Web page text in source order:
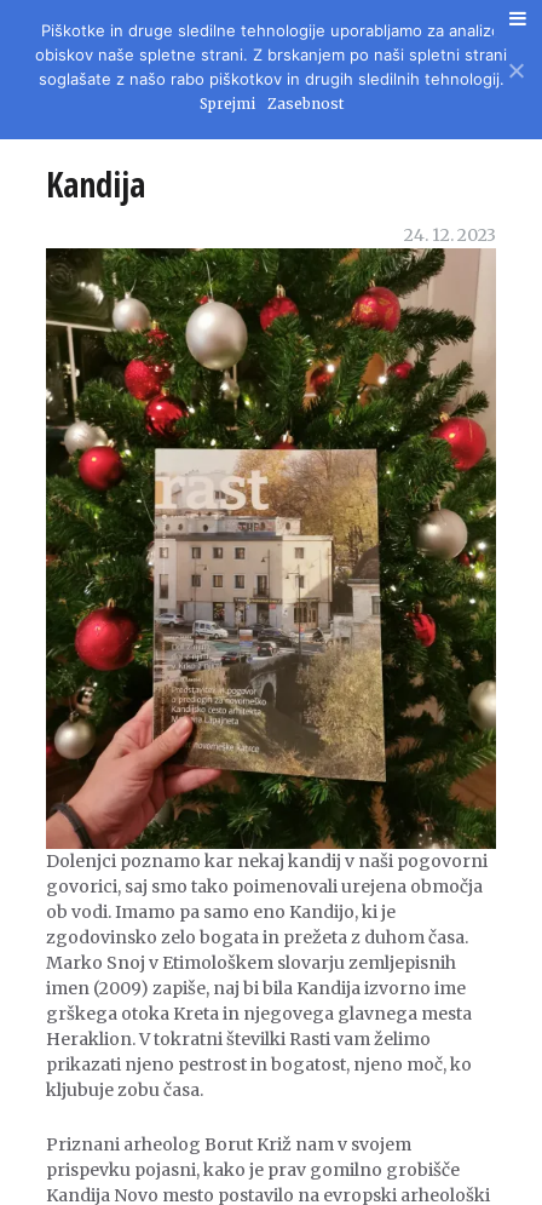
REVIJA ZA LITERATURO, KULTURO IN DRUŽBENA VPRAŠANJA
Kandija
24. 12. 2023
Dolenjci poznamo kar nekaj kandij v naši pogovorni
govorici, saj smo tako poimenovali urejena območja
ob vodi. Imamo pa samo eno Kandijo, ki je
zgodovinsko zelo bogata in prežeta z duhom časa.
Marko Snoj v Etimološkem slovarju zemljepisnih
imen (2009) zapiše, naj bi bila Kandija izvorno ime
grškega otoka Kreta in njegovega glavnega mesta
Heraklion. V tokratni številki Rasti vam želimo
prikazati njeno pestrost in bogatost, njeno moč, ko
kljubuje zobu časa.
Priznani arheolog Borut Križ nam v svojem
prispevku pojasni, kako je prav gomilno grobišče
Kandija Novo mesto postavilo na evropski arheološki
Piškotke in druge sledilne tehnologije uporabljamo za analizo
obiskov naše spletne strani. Z brskanjem po naši spletni strani
soglašate z našo rabo piškotkov in drugih sledilnih tehnologij.
Sprejmi Zasebnost